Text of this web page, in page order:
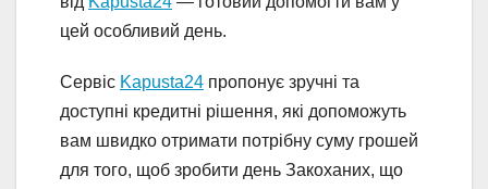
цей особливий день.
Сервіс Kapusta24 пропонує зручні та
доступні кредитні рішення, які допоможуть
вам швидко отримати потрібну суму грошей
для того, щоб зробити день Закоханих, що